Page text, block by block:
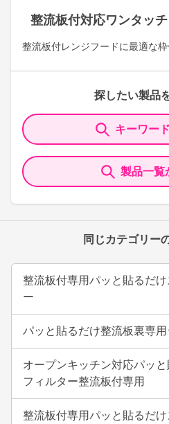
整流板付対応ワンタッ
整流板付レンジフードに最適な枠
探したい製品
キーワー
製品一覧
同じカテゴリー
整流板付専用パッと貼るだ
ー
パッと貼るだけ整流板裏専用
オープンキッチン対応パッ
フィルター整流板付専用
整流板付専用パッと貼るだ